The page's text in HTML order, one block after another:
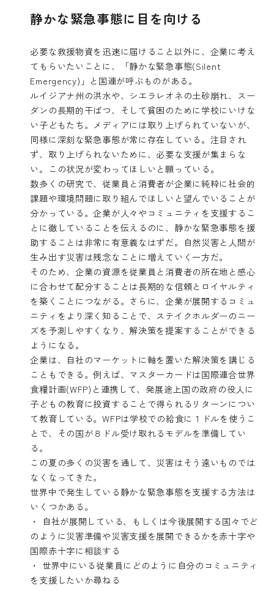
静かな緊急事態に目を向ける
必要な救援物資を迅速に届けること以外に、企業に考え
てもらいたいことに、「静かな緊急事態(Silent
Emergency)」と国連が呼ぶものがある。
ルイジアナ州の洪水や、シエラレオネの土砂崩れ、スー
ダンの長期的干ばつ、そして貧困のために学校にいけな
い子どもたち。メディアには取り上げられていないが、
同様に深刻な緊急事態が常に存在している。注目され
ず、取り上げられないために、必要な支援が集まらな
い。この状況が変わってほしいと願っている。
数多くの研究で、従業員と消費者が企業に純粋に社会的
課題や環境問題に取り組んでほしいと望んでいることが
分かっている。企業が人々やコミュニティを支援するこ
とに徹していることを伝えるのに、静かな緊急事態を援
助することは非常に有意義なはずだ。自然災害と人間が
生み出す災害は残念なことに増えていく一方だ。
そのため、企業の資源を従業員と消費者の所在地と感心
に合わせて配分することは長期的な信頼とロイヤルティ
を築くことにつながる。さらに、企業が展開するコミュ
ニティをより深く知ることで、ステイクホルダーのニー
ズを予測しやすくなり、解決策を提案することができる
ようになる。
企業は、自社のマーケットに軸を置いた解決策を講じる
こともできる。例えば、マスターカードは国際連合世界
食糧計画(WFP)と連携して、発展途上国の政府の役人に
子どもの教育に投資することで得られるリターンについ
て教育している。WFPは学校での給食に１ドルを使うこ
とで、その国が８ドル受け取れるモデルを準備してい
る。
この夏の多くの災害を通して、災害はそう遠いものでは
なくなってきた。
世界中で発生している静かな緊急事態を支援する方法は
いくつかある。
・ 自社が展開している、もしくは今後展開する国々でど
のように災害準備や災害支援を展開できるかを赤十字や
国際赤十字に相談する
・ 世界中にいる従業員にどのように自分のコミュニティ
を支援したいか尋ねる